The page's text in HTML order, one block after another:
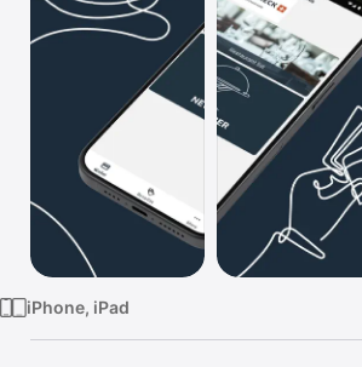
TV
iPhone, iPad